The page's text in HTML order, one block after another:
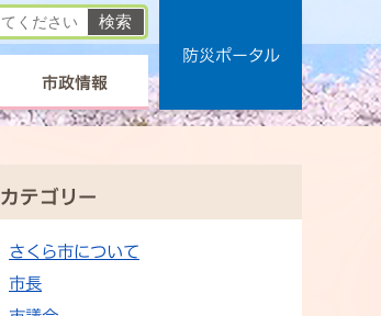
市政情報
防災ポータル
カテゴリー
さくら市について
市長